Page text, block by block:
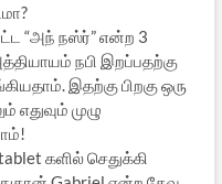
“அந் நஸ்ர்” என்ற 3
நபி இறப்பதற்கு
இதற்கு பிறகு ஒரு
முழு
களில் செதுக்கி